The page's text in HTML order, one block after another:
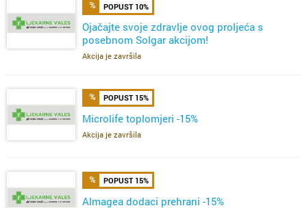
POPUST 10%
Ojačajte svoje zdravlje ovog proljeća s
posebnom Solgar akcijom!
Akcija je završila
POPUST 15%
Microlife toplomjeri -15%
Akcija je završila
POPUST 15%
Almagea dodaci prehrani -15%